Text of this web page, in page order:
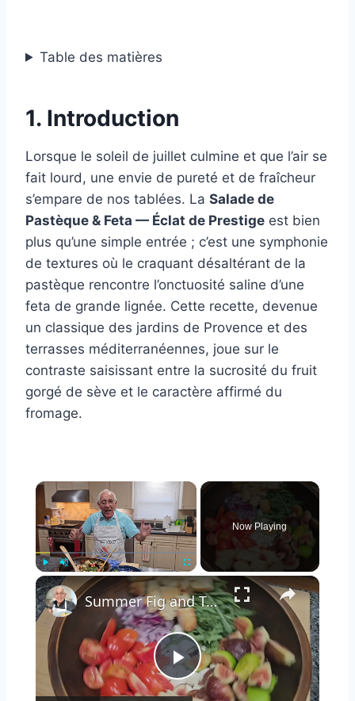
Table des matières
1. Introduction
Lorsque le soleil de juillet culmine et que l’air se
fait lourd, une envie de pureté et de fraîcheur
s’empare de nos tablées. La Salade de
Pastèque & Feta — Éclat de Prestige est bien
plus qu’une simple entrée ; c’est une symphonie
de textures où le craquant désaltérant de la
pastèque rencontre l’onctuosité saline d’une
feta de grande lignée. Cette recette, devenue
un classique des jardins de Provence et des
terrasses méditerranéennes, joue sur le
contraste saisissant entre la sucrosité du fruit
gorgé de sève et le caractère affirmé du
fromage.
×
Play Unmute Fullscreen
Now Playing
×
Play
Summer Fig and Tomato Salad